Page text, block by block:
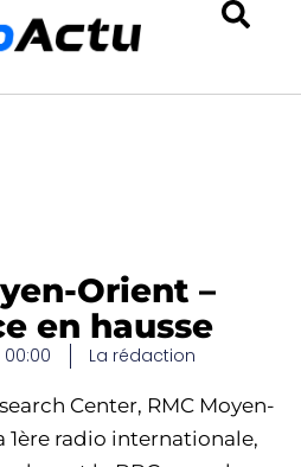
Orient –
en hausse
00:00 La rédaction
Center, RMC Moyen-
1ère radio internationale,